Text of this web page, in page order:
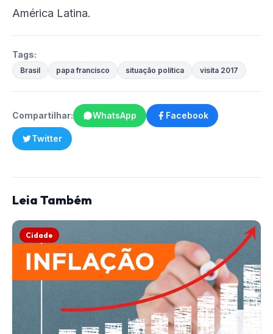
América Latina.
Tags:
Brasil papa francisco situação política visita 2017
Compartilhar: WhatsApp Facebook
Twitter
Leia Também
Cidade